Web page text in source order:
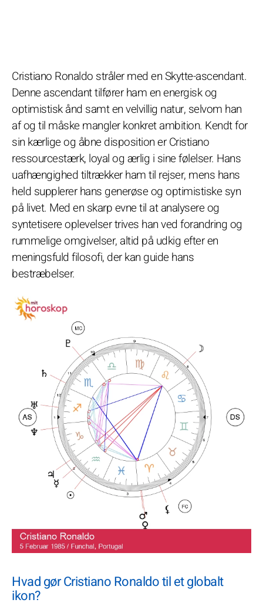
Cristiano Ronaldo stråler med en Skytte-ascendant.
Denne ascendant tilfører ham en energisk og
optimistisk ånd samt en velvillig natur, selvom han
af og til måske mangler konkret ambition. Kendt for
sin kærlige og åbne disposition er Cristiano
ressourcestærk, loyal og ærlig i sine følelser. Hans
uafhængighed tiltrækker ham til rejser, mens hans
held supplerer hans generøse og optimistiske syn
på livet. Med en skarp evne til at analysere og
syntetisere oplevelser trives han ved forandring og
rummelige omgivelser, altid på udkig efter en
meningsfuld filosofi, der kan guide hans
bestræbelser.
Hvad gør Cristiano Ronaldo til et globalt
ikon?